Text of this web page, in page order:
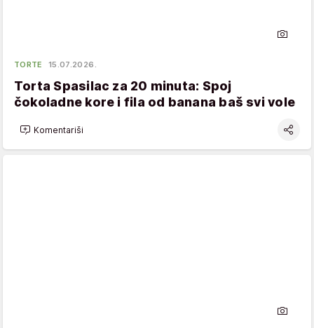
TORTE 15.07.2026.
Torta Spasilac za 20 minuta: Spoj
čokoladne kore i fila od banana baš svi vole
Komentariši